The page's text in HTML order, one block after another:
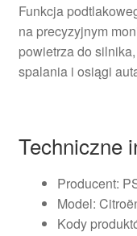
Funkcja
na precyzyjnym
powietrza do
spalania i osiągi
Techniczne
Producent:
Model:
Kody